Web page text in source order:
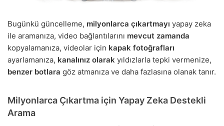
Bugünkü güncelleme, milyonlarca çıkartmayı yapay zeka
ile aramanıza, video bağlantılarını mevcut zamanda
kopyalamanıza, videolar için kapak fotoğrafları
ayarlamanıza, kanalınız olarak yıldızlarla tepki vermenize,
benzer botlara göz atmanıza ve daha fazlasına olanak tanır.
Milyonlarca Çıkartma için Yapay Zeka Destekli
Arama